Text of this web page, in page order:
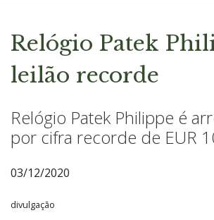
Relógio Patek
leilão recorde
Relógio Patek Philippe é
por cifra recorde de EUR
03/12/2020
divulgação